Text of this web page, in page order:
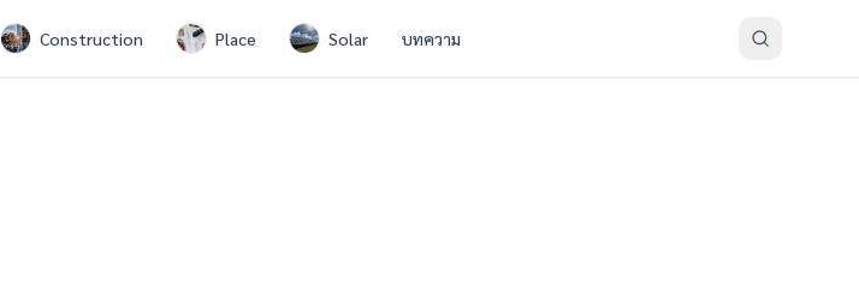
Construction Place Solar บทความ